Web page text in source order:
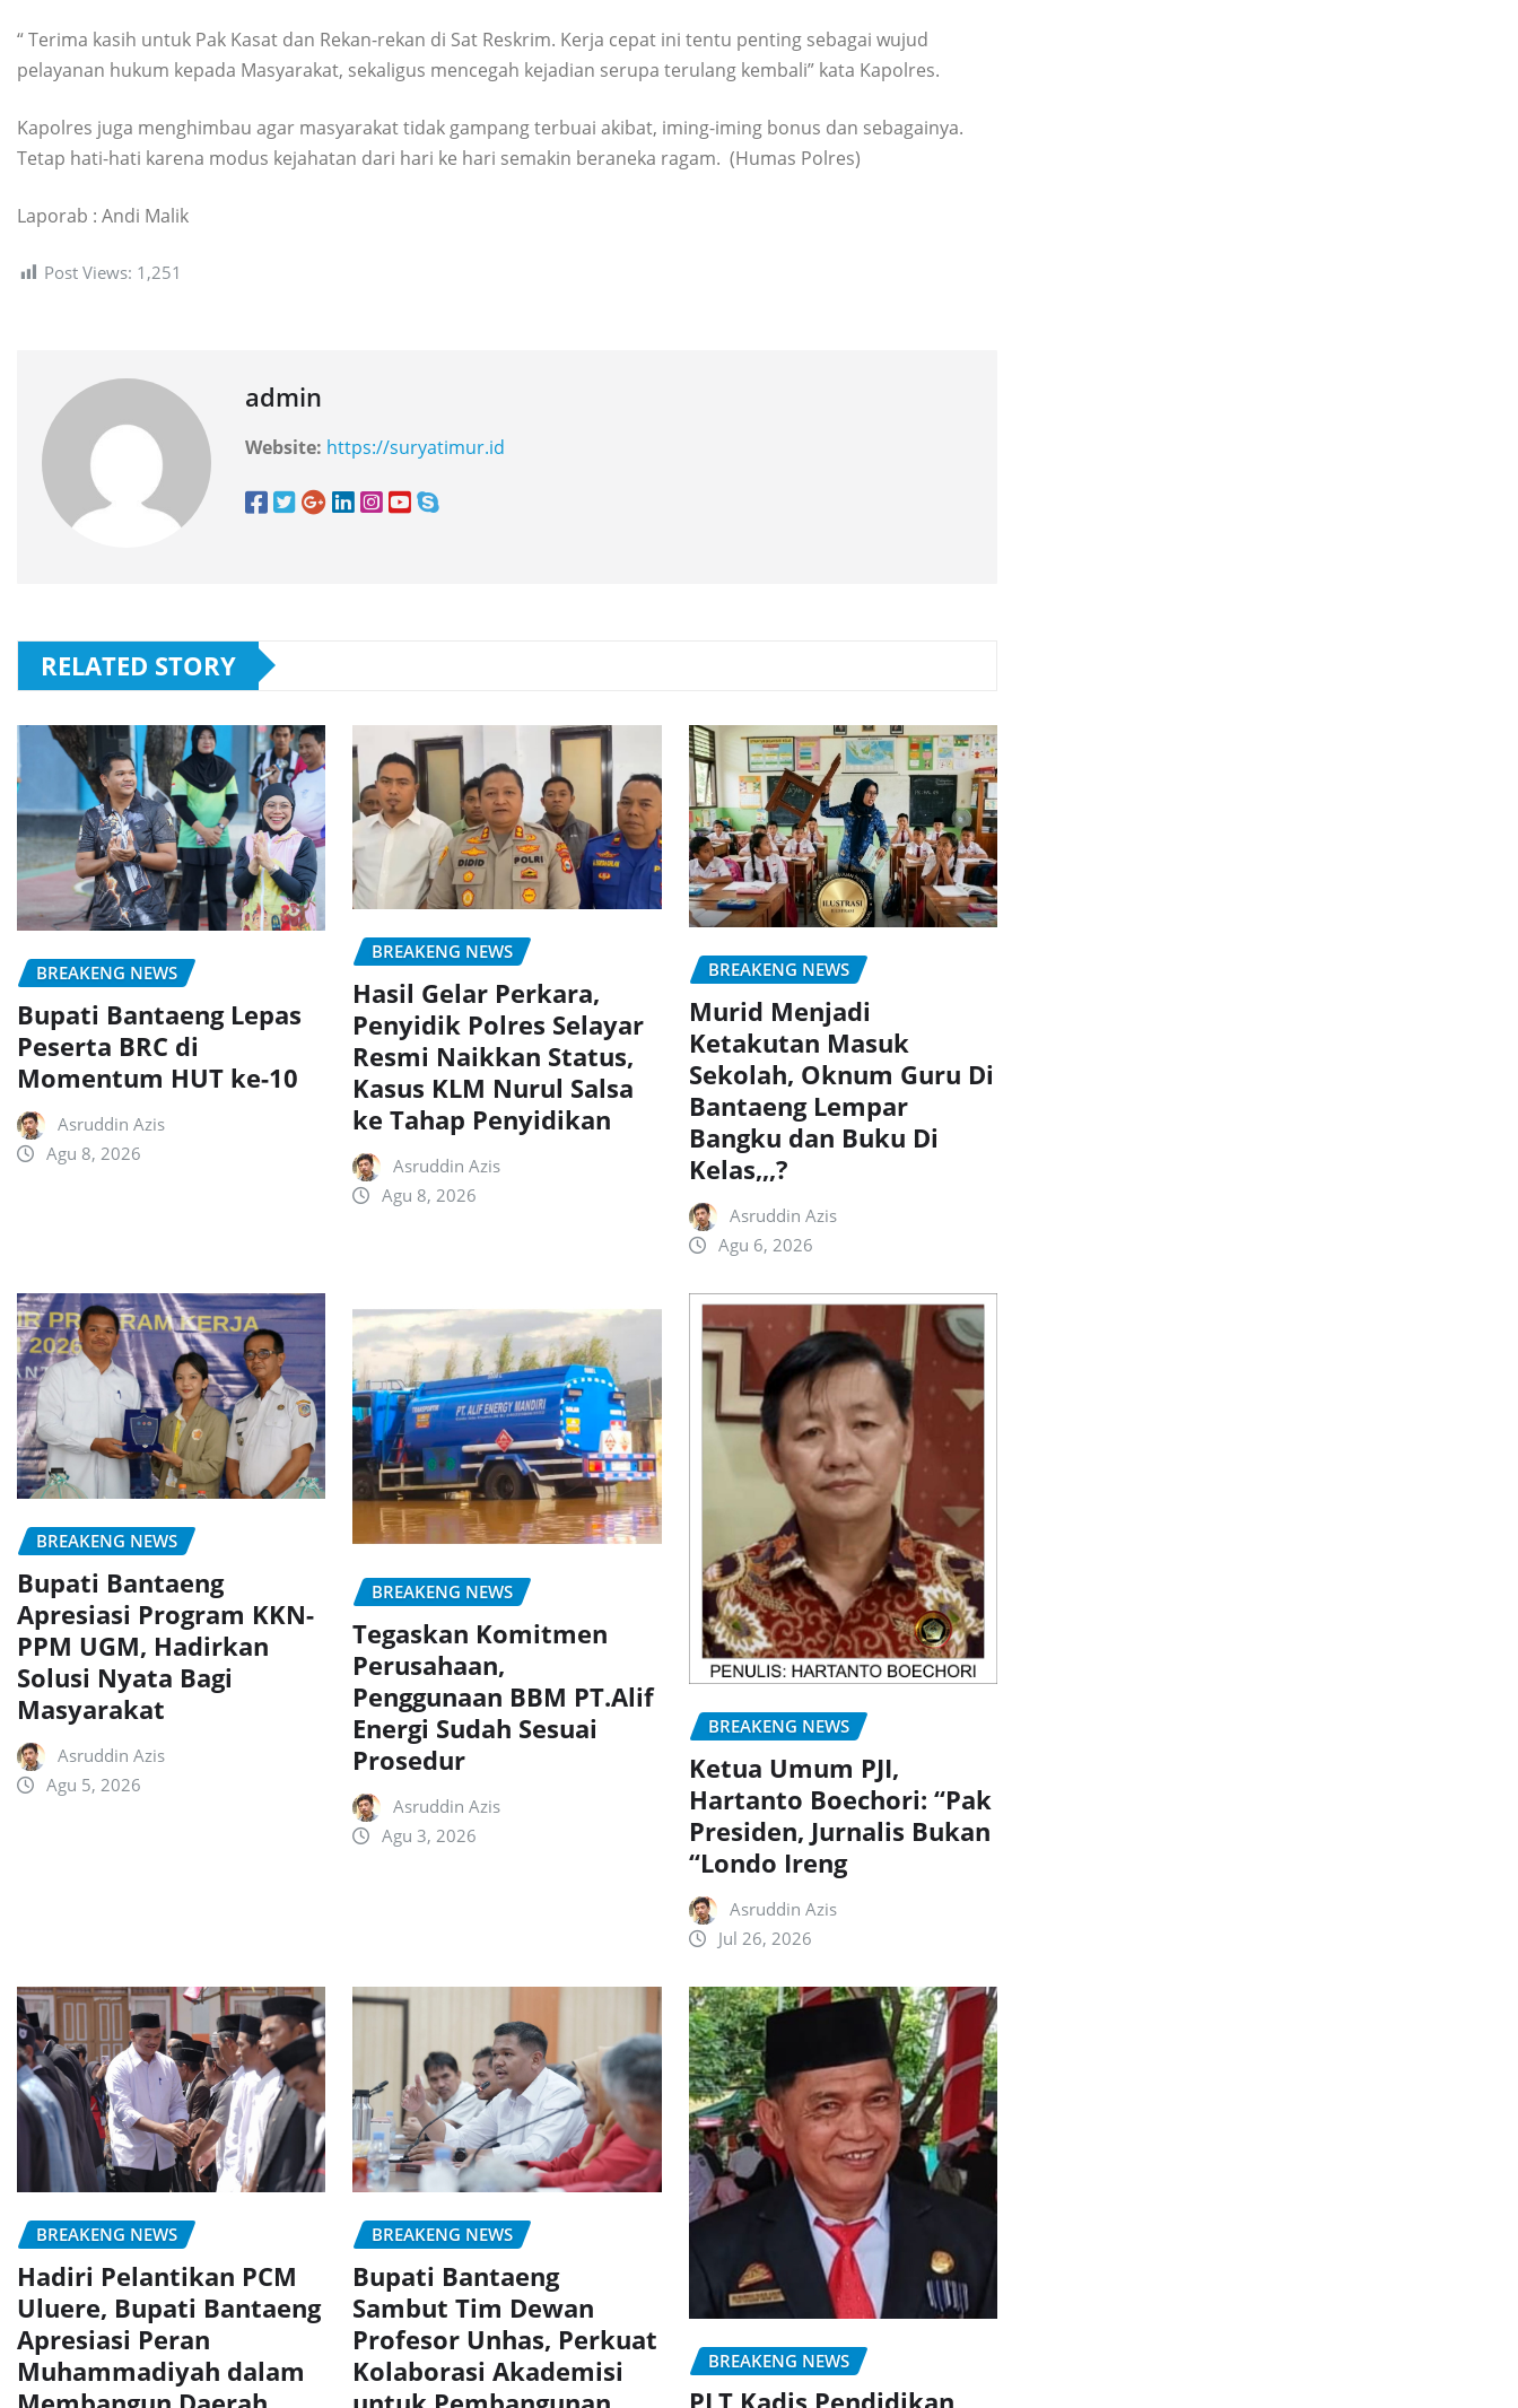
“ Terima kasih untuk Pak Kasat dan Rekan-rekan di Sat Reskrim. Kerja cepat ini tentu penting sebagai wujud
pelayanan hukum kepada Masyarakat, sekaligus mencegah kejadian serupa terulang kembali” kata Kapolres.
Kapolres juga menghimbau agar masyarakat tidak gampang terbuai akibat, iming-iming bonus dan sebagainya.
Tetap hati-hati karena modus kejahatan dari hari ke hari semakin beraneka ragam. (Humas Polres)
Laporab : Andi Malik
Post Views: 1,251
admin
Website: https://suryatimur.id
RELATED STORY
BREAKENG NEWS
Bupati Bantaeng Lepas
Peserta BRC di
Momentum HUT ke-10
Asruddin Azis
Agu 8, 2026
BREAKENG NEWS
Hasil Gelar Perkara,
Penyidik Polres Selayar
Resmi Naikkan Status,
Kasus KLM Nurul Salsa
ke Tahap Penyidikan
Asruddin Azis
Agu 8, 2026
BREAKENG NEWS
Murid Menjadi
Ketakutan Masuk
Sekolah, Oknum Guru Di
Bantaeng Lempar
Bangku dan Buku Di
Kelas,,,?
Asruddin Azis
Agu 6, 2026
BREAKENG NEWS
Bupati Bantaeng
Apresiasi Program KKN-
PPM UGM, Hadirkan
Solusi Nyata Bagi
Masyarakat
Asruddin Azis
Agu 5, 2026
BREAKENG NEWS
Tegaskan Komitmen
Perusahaan,
Penggunaan BBM PT.Alif
Energi Sudah Sesuai
Prosedur
Asruddin Azis
Agu 3, 2026
BREAKENG NEWS
Ketua Umum PJI,
Hartanto Boechori: “Pak
Presiden, Jurnalis Bukan
“Londo Ireng
Asruddin Azis
Jul 26, 2026
BREAKENG NEWS
Hadiri Pelantikan PCM
Uluere, Bupati Bantaeng
Apresiasi Peran
Muhammadiyah dalam
BREAKENG NEWS
Bupati Bantaeng
Sambut Tim Dewan
Profesor Unhas, Perkuat
Kolaborasi Akademisi
BREAKENG NEWS